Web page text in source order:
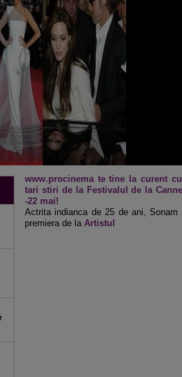
www.procinema te tine la curent
tari stiri de la Festivalul de la
-22 mai!
Actrita indianca de 25 de ani, Sonam
premiera de la Artistul